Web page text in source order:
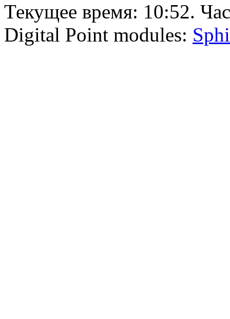
Текущее время: 10:52.
Digital Point modules: